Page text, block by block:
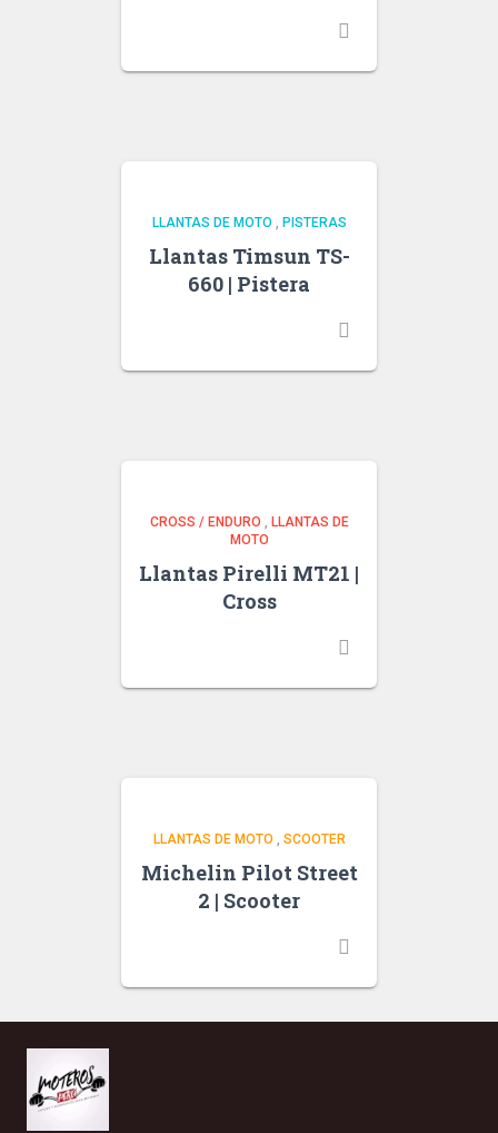
LLANTAS DE MOTO, PISTERAS
Llantas Timsun TS-
660 | Pistera
CROSS / ENDURO , LLANTAS DE
MOTO
Llantas Pirelli MT21 |
Cross
LLANTAS DE MOTO, SCOOTER
Michelin Pilot Street
2 | Scooter